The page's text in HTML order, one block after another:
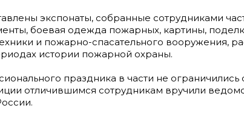
экспонаты, собранные сотрудниками
боевая одежда пожарных, картины,
и пожарно-спасательного вооружения,
истории пожарной охраны.
праздника в части не ограничились
отличившимся сотрудникам вручили